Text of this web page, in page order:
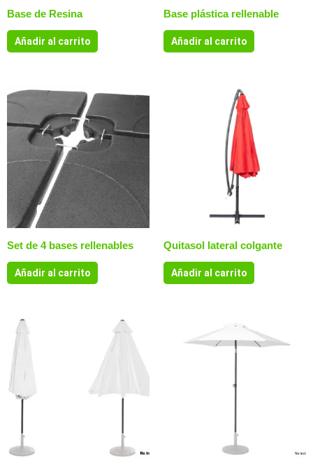
Base de Resina
Añadir al carrito
Base plástica rellenable
Añadir al carrito
Set de 4 bases rellenables
Añadir al carrito
Quitasol lateral colgante
Añadir al carrito